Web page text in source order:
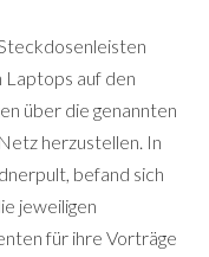
Laptops auf den
über die genannten
herzustellen. In
befand sich
jeweiligen
für ihre Vorträge